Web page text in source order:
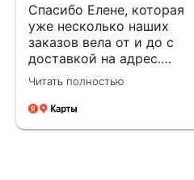
Спасибо Елене, которая
уже несколько наших
заказов вела от и до с
доставкой на адрес.
Очень чуткая. Она быстро
понимает ситуацию и
находит решения для
Читать полностью